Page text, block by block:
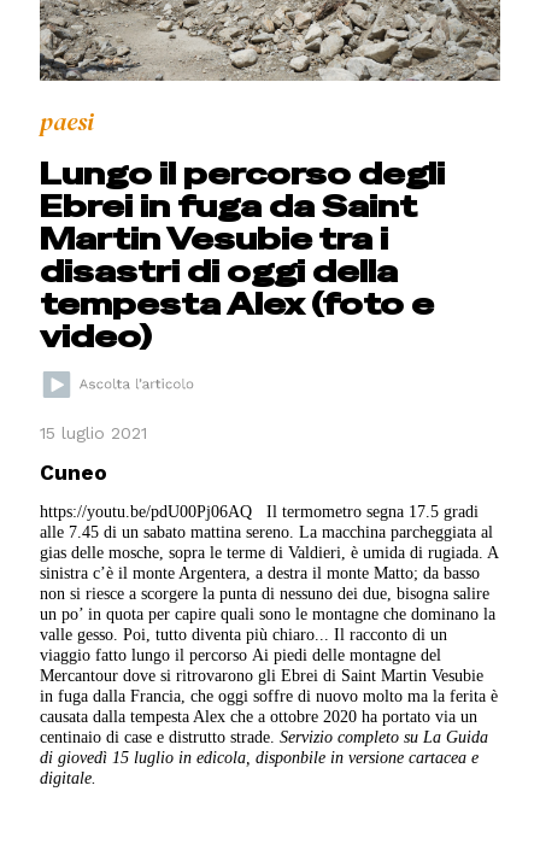
paesi
Lungo il percorso degli
Ebrei in fuga da Saint
Martin Vesubie tra i
disastri di oggi della
tempesta Alex (foto e
video)
15 luglio 2021
Cuneo
https://youtu.be/pdU00Pj06AQ Il termometro segna 17.5 gradi
alle 7.45 di un sabato mattina sereno. La macchina parcheggiata al
gias delle mosche, sopra le terme di Valdieri, è umida di rugiada. A
sinistra c’è il monte Argentera, a destra il monte Matto; da basso
non si riesce a scorgere la punta di nessuno dei due, bisogna salire
un po’ in quota per capire quali sono le montagne che dominano la
valle gesso. Poi, tutto diventa più chiaro... Il racconto di un
viaggio fatto lungo il percorso Ai piedi delle montagne del
Mercantour dove si ritrovarono gli Ebrei di Saint Martin Vesubie
in fuga dalla Francia, che oggi soffre di nuovo molto ma la ferita è
causata dalla tempesta Alex che a ottobre 2020 ha portato via un
centinaio di case e distrutto strade.Servizio completo su La Guida
di giovedì 15 luglio in edicola, disponbile in versione cartacea e
digitale.